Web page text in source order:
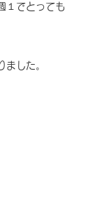
１でとっても
ました。